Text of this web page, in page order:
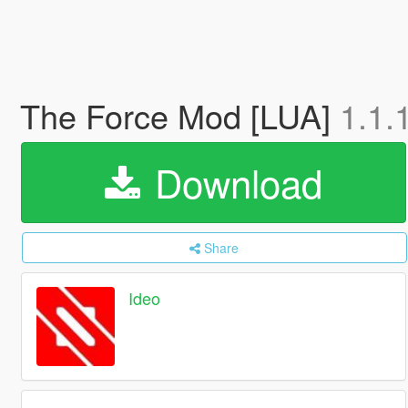
The Force Mod [LUA]
Download
Share
Ideo